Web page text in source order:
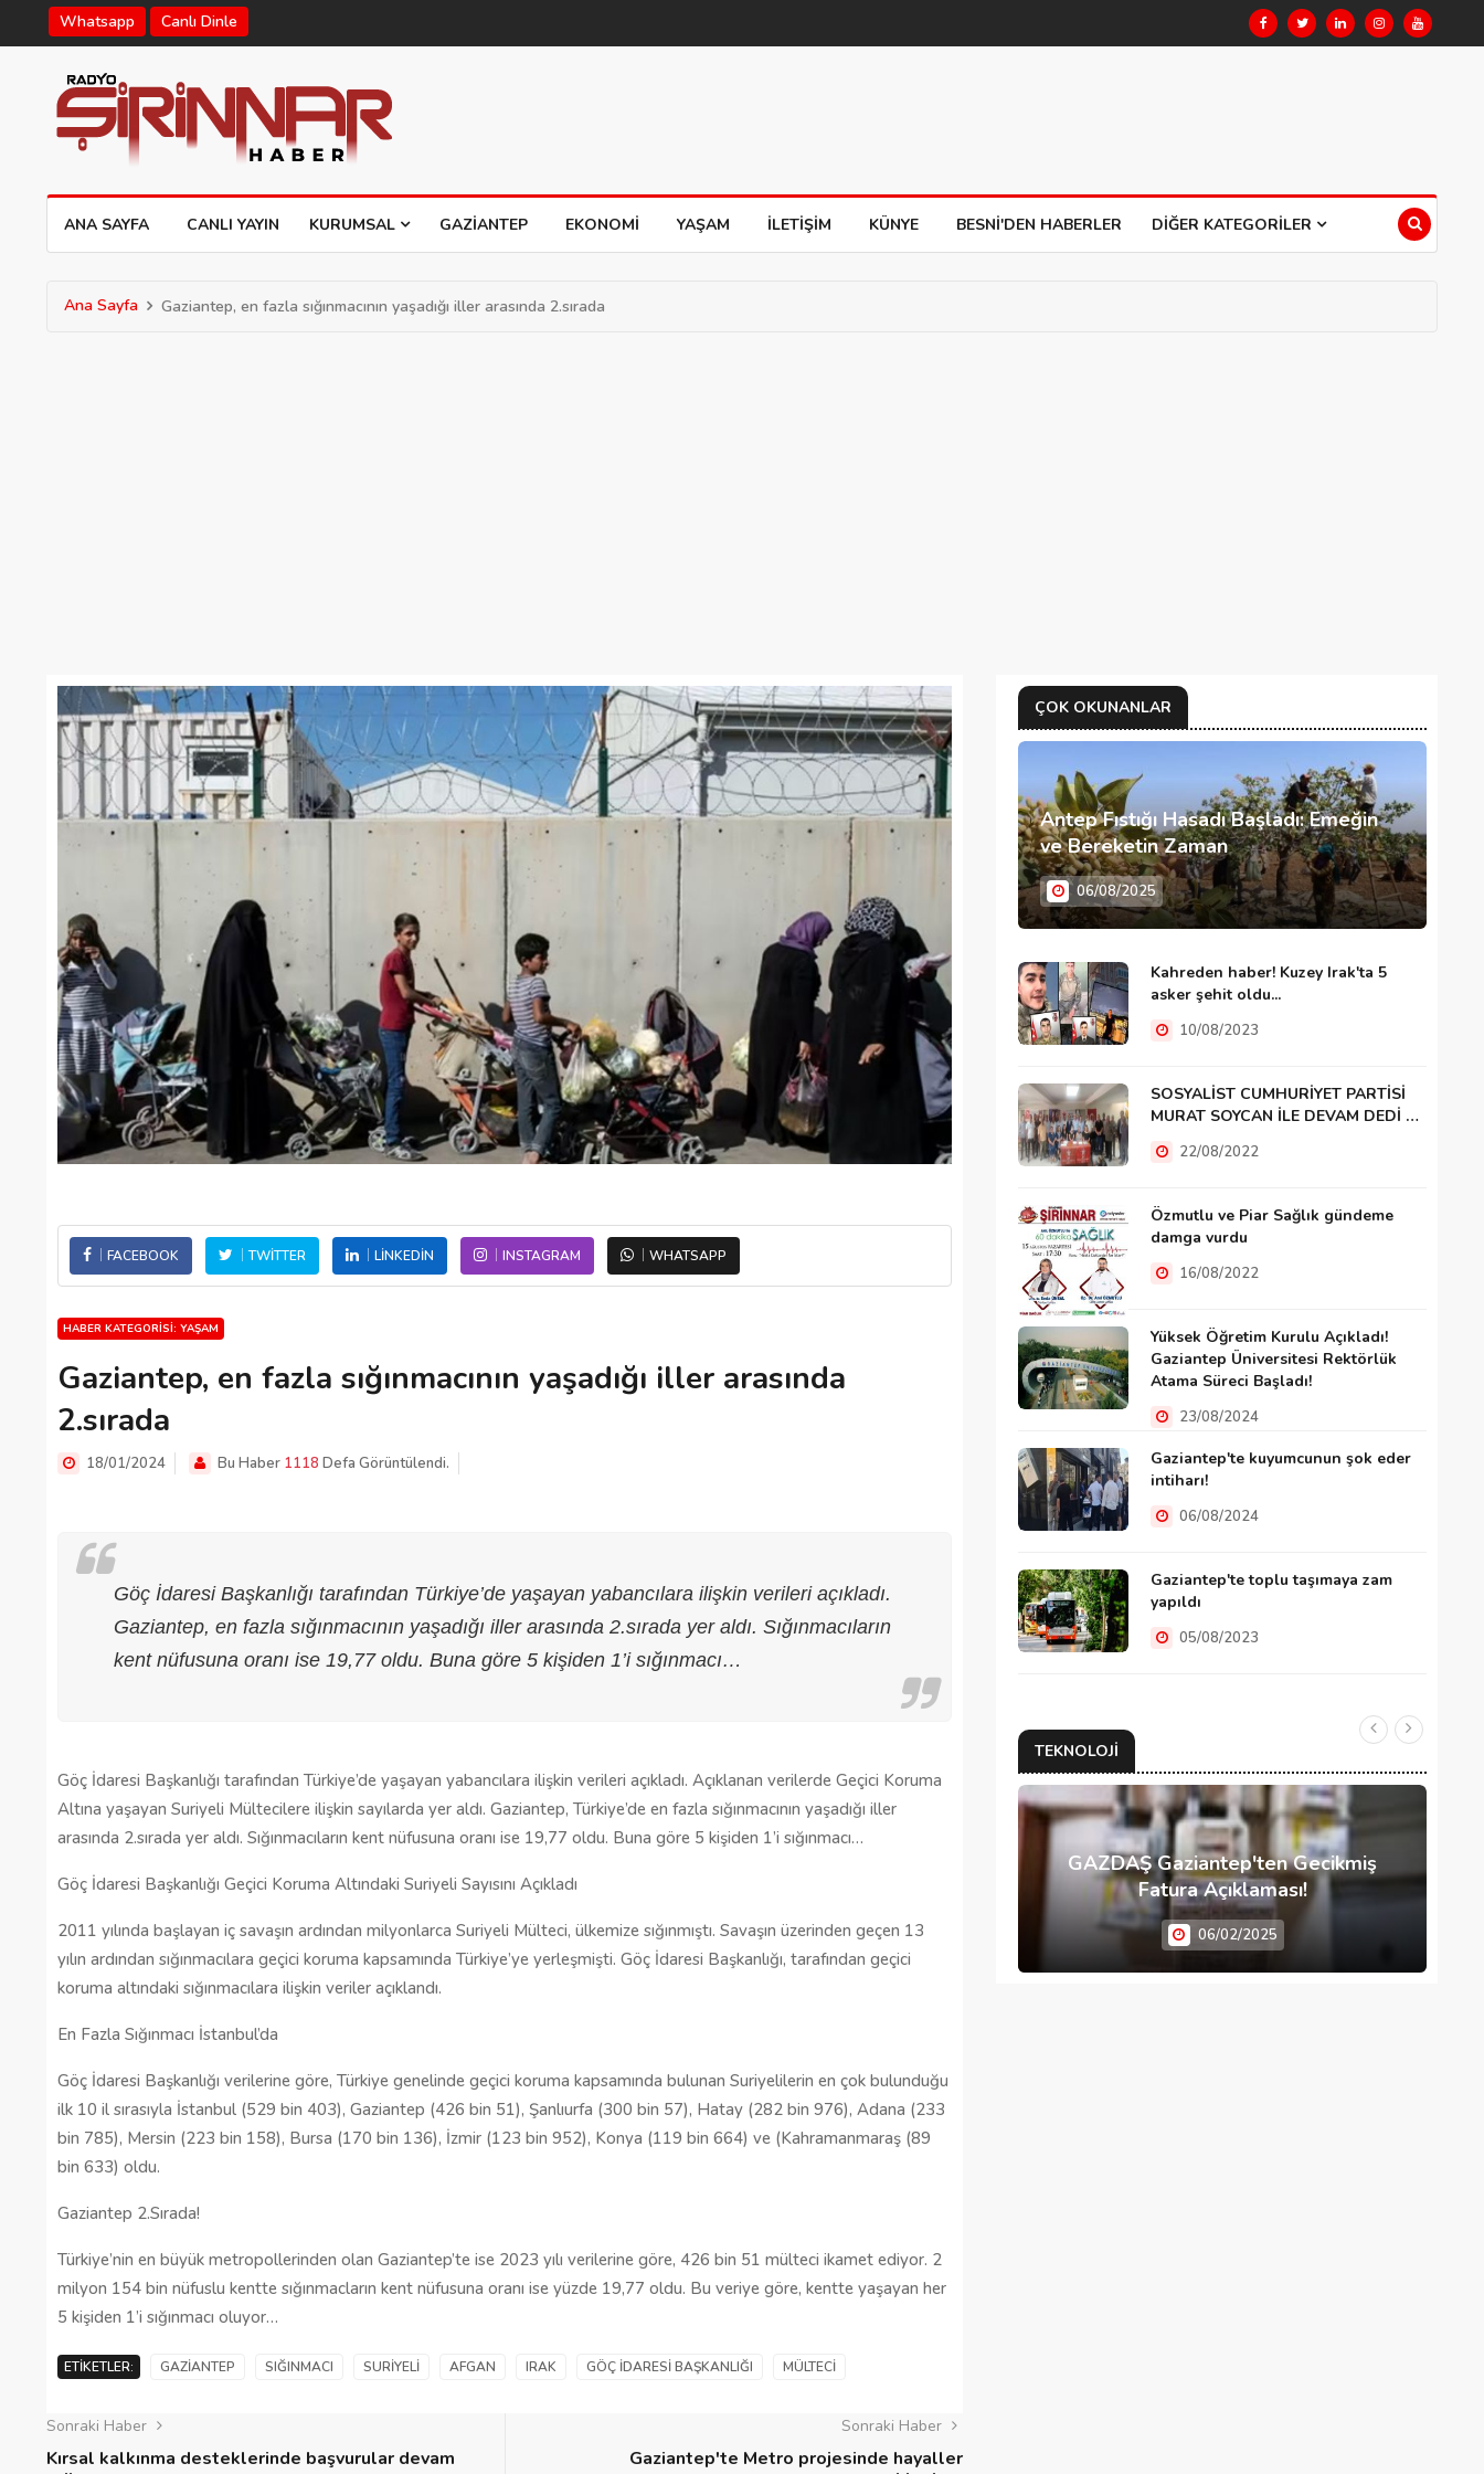
Whatsapp Canlı Dinle
ANA SAYFA CANLI YAYIN KURUMSAL GAZIANTEP EKONOMI YAŞAM İLETIŞIM KÜNYE BESNI'DEN HABERLER DIĞER KATEGORILER
Ana Sayfa Gaziantep, en fazla sığınmacının yaşadığı iller arasında 2.sırada
FACEBOOK TWITTER LINKEDIN INSTAGRAM WHATSAPP
HABER KATEGORISI: YAŞAM
Gaziantep, en fazla sığınmacının yaşadığı iller arasında
2.sırada
18/01/2024 Bu Haber 1118 Defa Görüntülendi.
Göç İdaresi Başkanlığı tarafından Türkiye’de yaşayan yabancılara ilişkin verileri açıkladı.
Gaziantep, en fazla sığınmacının yaşadığı iller arasında 2.sırada yer aldı. Sığınmacıların
kent nüfusuna oranı ise 19,77 oldu. Buna göre 5 kişiden 1’i sığınmacı…
Göç İdaresi Başkanlığı tarafından Türkiye’de yaşayan yabancılara ilişkin verileri açıkladı. Açıklanan verilerde Geçici Koruma
Altına yaşayan Suriyeli Mültecilere ilişkin sayılarda yer aldı. Gaziantep, Türkiye’de en fazla sığınmacının yaşadığı iller
arasında 2.sırada yer aldı. Sığınmacıların kent nüfusuna oranı ise 19,77 oldu. Buna göre 5 kişiden 1’i sığınmacı…
Göç İdaresi Başkanlığı Geçici Koruma Altındaki Suriyeli Sayısını Açıkladı
2011 yılında başlayan iç savaşın ardından milyonlarca Suriyeli Mülteci, ülkemize sığınmıştı. Savaşın üzerinden geçen 13
yılın ardından sığınmacılara geçici koruma kapsamında Türkiye’ye yerleşmişti. Göç İdaresi Başkanlığı, tarafından geçici
koruma altındaki sığınmacılara ilişkin veriler açıklandı.
En Fazla Sığınmacı İstanbul’da
Göç İdaresi Başkanlığı verilerine göre, Türkiye genelinde geçici koruma kapsamında bulunan Suriyelilerin en çok bulunduğu
ilk 10 il sırasıyla İstanbul (529 bin 403), Gaziantep (426 bin 51), Şanlıurfa (300 bin 57), Hatay (282 bin 976), Adana (233
bin 785), Mersin (223 bin 158), Bursa (170 bin 136), İzmir (123 bin 952), Konya (119 bin 664) ve (Kahramanmaraş (89
bin 633) oldu.
Gaziantep 2.Sırada!
Türkiye’nin en büyük metropollerinden olan Gaziantep’te ise 2023 yılı verilerine göre, 426 bin 51 mülteci ikamet ediyor. 2
milyon 154 bin nüfuslu kentte sığınmacların kent nüfusuna oranı ise yüzde 19,77 oldu. Bu veriye göre, kentte yaşayan her
5 kişiden 1’i sığınmacı oluyor…
ETIKETLER: GAZIANTEP SIĞINMACI SURIYELI AFGAN IRAK GÖÇ İDARESI BAŞKANLIĞI MÜLTECI
Sonraki Haber
Kırsal kalkınma desteklerinde başvurular devam
Sonraki Haber
Gaziantep'te Metro projesinde hayaller
ÇOK OKUNANLAR
Antep Fıstığı Hasadı Başladı: Emeğin
ve Bereketin Zaman
06/08/2025
Kahreden haber! Kuzey Irak'ta 5
asker şehit oldu...
10/08/2023
SOSYALİST CUMHURİYET PARTİSİ
MURAT SOYCAN İLE DEVAM DEDİ …
22/08/2022
Özmutlu ve Piar Sağlık gündeme
damga vurdu
16/08/2022
Yüksek Öğretim Kurulu Açıkladı!
Gaziantep Üniversitesi Rektörlük
Atama Süreci Başladı!
23/08/2024
Gaziantep'te kuyumcunun şok eder
intiharı!
06/08/2024
Gaziantep'te toplu taşımaya zam
yapıldı
05/08/2023
TEKNOLOJI
Ücretlerine Yüzde 70 Zam Geliyor
28/01/2025 18/04/2025
GAZDAŞ Gaziantep'ten Gecikmiş
Fatura Açıklaması!
06/02/2025